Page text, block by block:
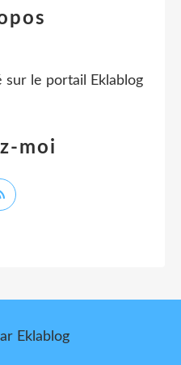
moi
sur le portail Eklablog
Eklablog